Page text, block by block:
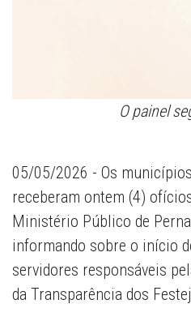
O painel
05/05/2026 - Os
receberam ontem (4)
Ministério Público de
informando sobre o início
servidores responsáveis
da Transparência dos